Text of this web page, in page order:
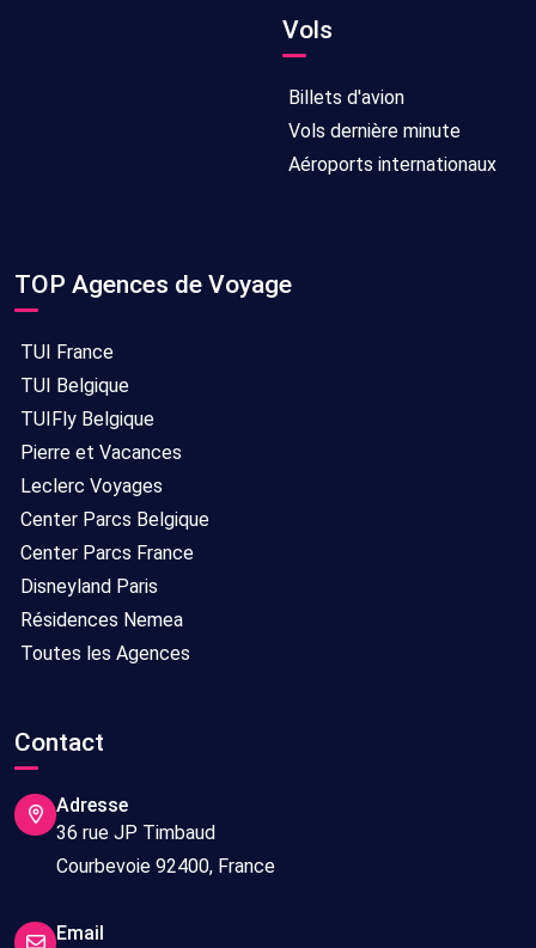
Vols
Billets d'avion
Vols dernière minute
Aéroports internationaux
TOP Agences de Voyage
TUI France
TUI Belgique
TUIFly Belgique
Pierre et Vacances
Leclerc Voyages
Center Parcs Belgique
Center Parcs France
Disneyland Paris
Résidences Nemea
Toutes les Agences
Contact
Adresse
36 rue JP Timbaud
Courbevoie 92400, France
Email